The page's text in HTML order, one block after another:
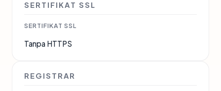
SERTIFIKAT SSL
SERTIFIKAT SSL
Tanpa HTTPS
REGISTRAR